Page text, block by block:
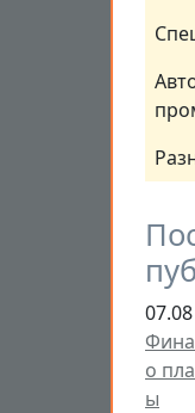
07.08
о
ы